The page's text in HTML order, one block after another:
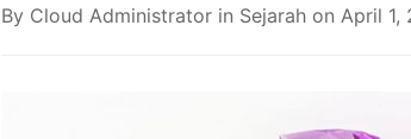
By Cloud Administrator in Sejarah on April 1,